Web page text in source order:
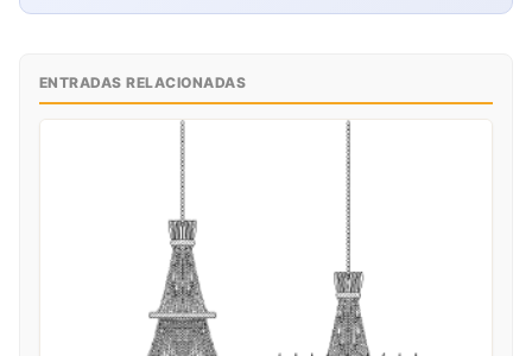
ENTRADAS RELACIONADAS